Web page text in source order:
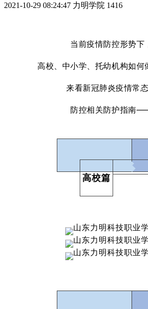
2021-10-29 08:24:47 力明学院 1416
当前疫情防控形势下
高校、中小学、托幼机构如何
来看新冠肺炎疫情常
防控相关防护指南
高校篇